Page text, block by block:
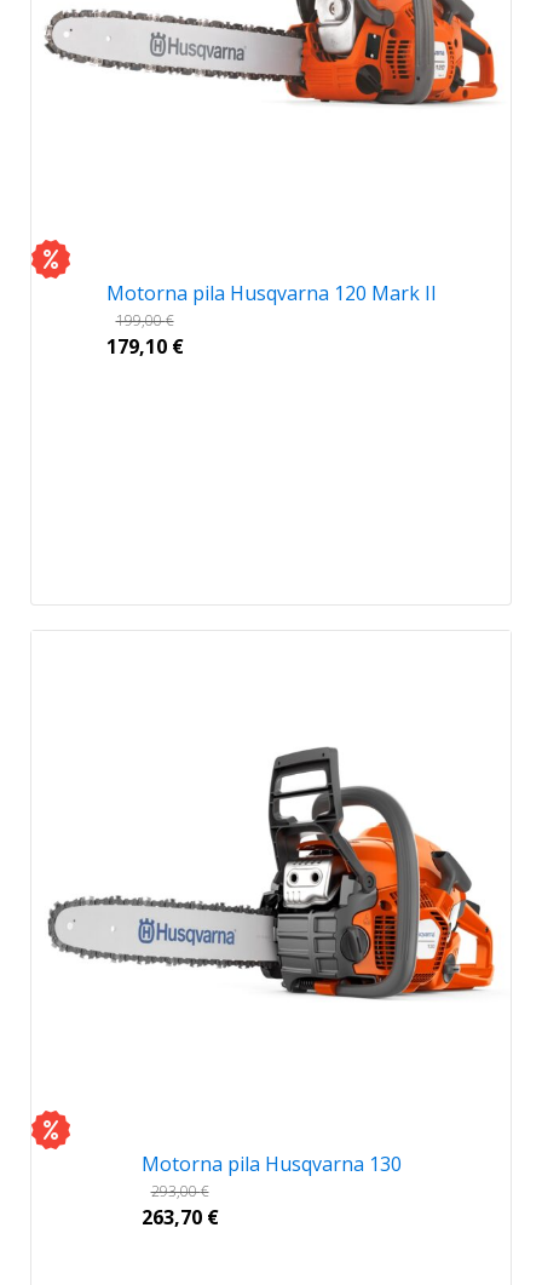
Motorna pila Husqvarna 120 Mark II
199,00€
179,10 €
Motorna pila Husqvarna 130
293,00€
263,70 €